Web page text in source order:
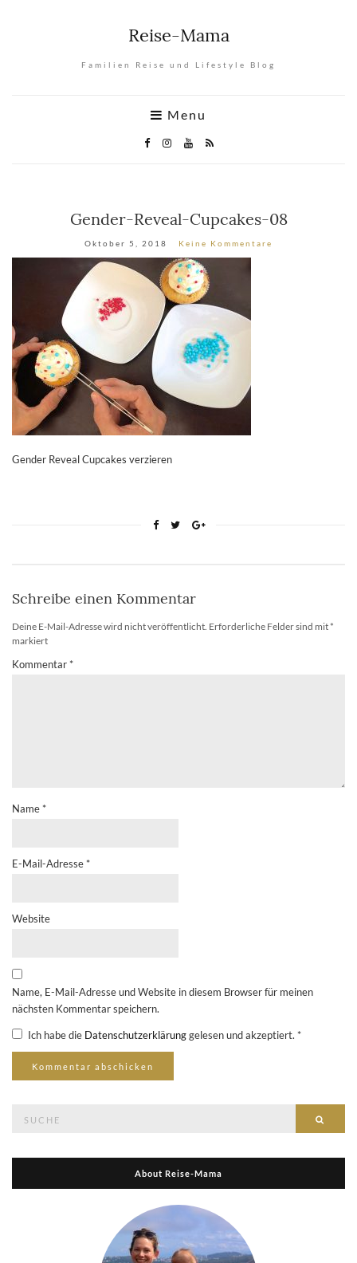
Reise-Mama
Familien Reise und Lifestyle Blog
Menu
Gender-Reveal-Cupcakes-08
Oktober 5, 2018 Keine Kommentare
Gender Reveal Cupcakes verzieren
Schreibe einen Kommentar
Deine E-Mail-Adresse wird nicht veröffentlicht. Erforderliche Felder sind mit *
markiert
Kommentar *
Name *
E-Mail-Adresse *
Website
Name, E-Mail-Adresse und Website in diesem Browser für meinen
nächsten Kommentar speichern.
Ich habe die Datenschutzerklärunggelesen und akzeptiert. *
About Reise-Mama